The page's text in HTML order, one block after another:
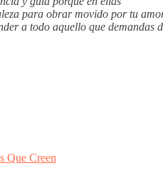
para obrar movido por tu
a todo aquello que demandas
Que Creen